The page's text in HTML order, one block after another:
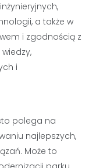
a także w
i zgodnością z
i
polega na
najlepszych,
Może to